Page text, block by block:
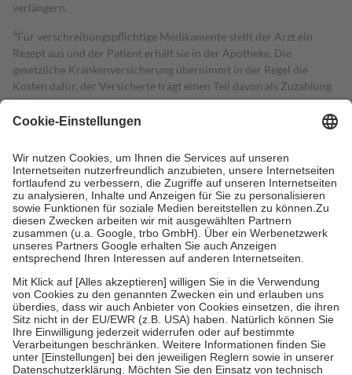
verlängern.
4Für verschreibungspflichtige Medikamente stellt der Arzt ein
Rezept aus und der Patient erhält sie in der Apotheke. Die
gesetzliche Krankenversicherung übernimmt in der Regel die
Kosten dafür, der Versicherte trägt einen Teil davon als Zuzahlung
mit.
Grundsätzlich leisten Mitglieder Zuzahlungen in Höhe von zehn
höchstens zehn Euro.
Es sind jedoch nie mehr als die tatsächlichen
Kosten der Leistung zu entrichten.
Diese Regeln gelten grundsätzlich auch für Online-Apotheken.
Bei Heilmitteln und häuslicher Krankenpflege beträgt die
Zuzahlung zehn Prozent der Kosten sowie zehn Euro je
Verordnung.
Um das Engagement der Versicherten für ihre eigene Gesundheit zu
stärken und die besondere Stellung der Familie zu unterstützen,
fallenkeine Zuzahlungenan bei:
• Kindern und Jugendlichen bis zum vollendeten 18. Lebensjahr
mit Ausnahme der Fahrkosten
• Untersuchungen zur Vorsorge und Früherkennung, die von der
GKV getragen werden
• empfohlenen Schutzimpfungen